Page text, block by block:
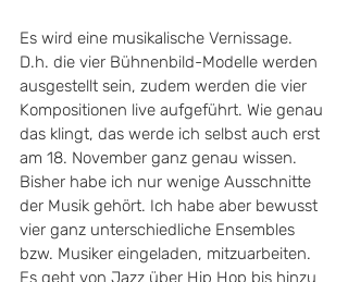
Es wird eine musikalische Vernissage.
D.h. die vier Bühnenbild-Modelle werden
ausgestellt sein, zudem werden die vier
Kompositionen live aufgeführt. Wie genau
das klingt, das werde ich selbst auch erst
am 18. November ganz genau wissen.
Bisher habe ich nur wenige Ausschnitte
der Musik gehört. Ich habe aber bewusst
vier ganz unterschiedliche Ensembles
bzw. Musiker eingeladen, mitzuarbeiten.
Es geht von Jazz über Hip Hop bis hinzu